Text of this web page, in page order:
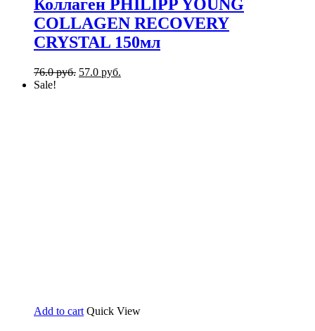
Коллаген PHILIPP YOUNG
COLLAGEN RECOVERY
CRYSTAL 150мл
76.0руб. 57.0 руб.
Sale!
Add to cart Quick View